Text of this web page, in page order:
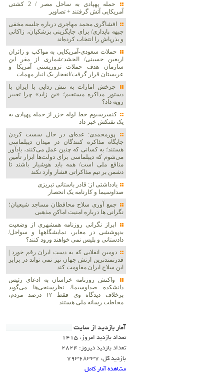
حمله پهپادی به ساحل مصر / 2 کشتی
آمریکایی آتش گرفتند + تصاویر
افشاگری محمد مهاجری درباره جلسه مخفی
جبهه پایداری/ برای جایگزینی پزشکیان، زاکانی
و بذرپاش را انتخاب کرده‌اند
حملات سعودی-آمریکایی به مواکب و زائران
اربعین حسینی/ الحشد:شماری از مقر این
سازمان هدف حملات تروریستی آمریکا و
عربستان قرار گرفت/انفجار یک انبار مهمات
چرخش امارات به تنش زدایی با ایران با
دستور مذاکره مستقیم؛ «بن زاید» چرا تغییر
رویه داد؟
کنسرسیوم خط لوله خزر از حمله پهپادی به
یک نفتکش خبر داد
پورمحمدی: عده‌ای در حال سست کردن
جایگاه مذاکره کنندگان در میدان دیپلماسی
هستند؛ به کسانی که چنین عمل می‌کنند، یادآور
می‌شوم که دیپلماسی برای دولت‌ها ابزار تأمین
منافع ملی است/ همه باید هوشیار باشند تا
دشمن بر تیم مذاکراتی فشار وارد نکند
یادداشتی از: قادر باستانی تبریزی
صداوسیما و کارنامه یک انحصار
جمع آوری سلاح محافظان مساجد شیعیان؛
نگرانی ها درباره امنیت اماکن مذهبی
ابراز نگرانی روزنامه همشهری از وضعیت
بدپوششی در معابر، نمایشگاهها و سواحل/
دادستانی و پلیس نمی خواهند ورود کنند؟
دومین انقلابی که به دست ایران رقم خورد |
قدرتمندترین ارتش جهان نیز نمی تواند در برابر
این سلاح ایران مقاومت کند
واکنش روزنامه خراسان به ادعای رئیس
دانشکده صداوسیما/ نظرسنجی‌ها می‌گوید
برخلاف دیدگاه وی فقط ۱۲ درصد مردم،
مخاطب رسانه ملی هستند
آمار بازديد از سايت
تعداد بازدید امروز: 1415
تعداد بازدید دیروز: 2824
بازدید کل: 79368337
مشاهده آمار کامل